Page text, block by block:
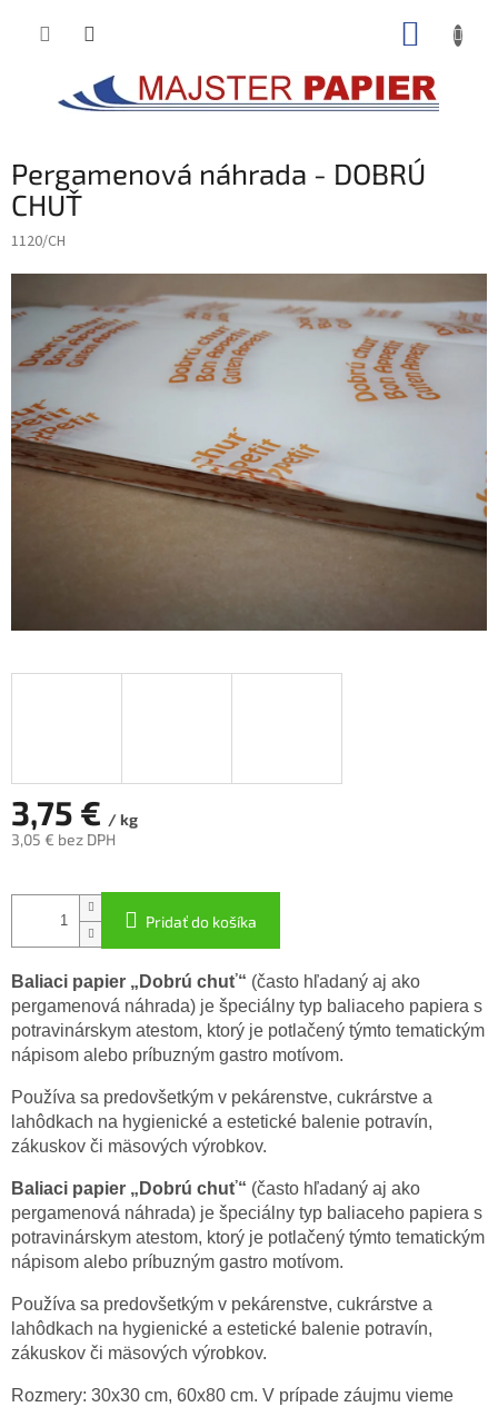
Pergamenová náhrada - DOBRÚ
CHUŤ
1120/CH
3,75 € / kg
3,05 € bez DPH
cena:
Pridať do košíka
Baliaci papier „Dobrú chuť“ (často hľadaný aj ako
pergamenová náhrada) je špeciálny typ baliaceho papiera s
potravinárskym atestom, ktorý je potlačený týmto tematickým
nápisom alebo príbuzným gastro motívom.
Používa sa predovšetkým v pekárenstve, cukrárstve a
lahôdkach na hygienické a estetické balenie potravín,
zákuskov či mäsových výrobkov.
Baliaci papier „Dobrú chuť“ (často hľadaný aj ako
pergamenová náhrada) je špeciálny typ baliaceho papiera s
potravinárskym atestom, ktorý je potlačený týmto tematickým
nápisom alebo príbuzným gastro motívom.
Používa sa predovšetkým v pekárenstve, cukrárstve a
lahôdkach na hygienické a estetické balenie potravín,
zákuskov či mäsových výrobkov.
Rozmery: 30x30 cm, 60x80 cm. V prípade záujmu vieme